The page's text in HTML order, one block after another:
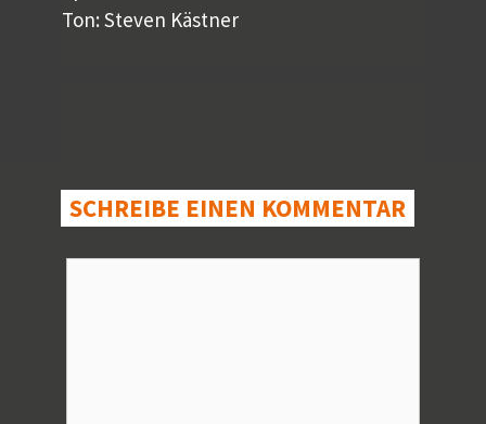
Ton: Steven Kästner
SCHREIBE EINEN KOMMENTAR